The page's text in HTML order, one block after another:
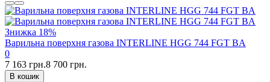
Знижка 18%
Варильна поверхня газова INTERLINE HGG 744 FGT BA
0
7 163 грн.8 700 грн.
В кошик